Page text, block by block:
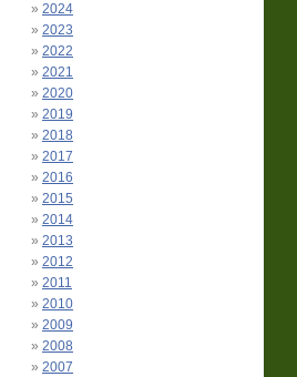
2024
2023
2022
2021
2020
2019
2018
2017
2016
2015
2014
2013
2012
2011
2010
2009
2008
2007